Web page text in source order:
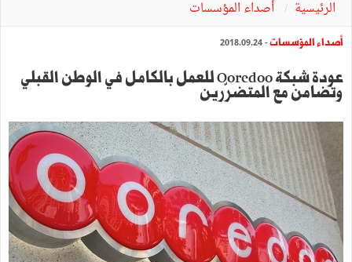
الرئيسية أصداء المؤسسات
أصداء المؤسسات- 2018.09.24
عودة شبكة Ooredoo للعمل بالكامل في الوطن القبلي
وتضامن مع المتضرّرين